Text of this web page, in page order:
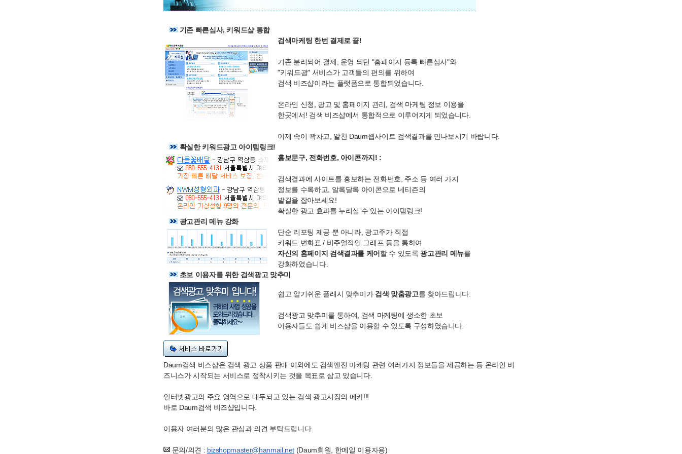
기존 빠른심사, 키워드샵 통합
검색마케팅 한번 결제로 끝!
기존 분리되어 결제, 운영 되던 "홈페이지 등록 빠른심사"와
"키워드광" 서비스가 고객들의 편의를 위하여
검색 비즈샵이라는 플랫폼으로 통합되었습니다.
온라인 신청, 광고 및 홈페이지 관리, 검색 마케팅 정보 이용을
한곳에서! 검색 비즈샵에서 통합적으로 이루어지게 되었습니다.
이제 속이 꽉차고, 알찬 Daum웹사이트 검색결과를 만나보시기 바랍니다.
확실한 키워드광고 아이템링크!
홍보문구, 전화번호, 아이콘까지! :
검색결과에 사이트를 홍보하는 전화번호, 주소 등 여러 가지
정보를 수록하고, 알록달록 아이콘으로 네티즌의
발길을 잡아보세요!
확실한 광고 효과를 누리실 수 있는 아이템링크!
광고관리 메뉴 강화
단순 리포팅 제공 뿐 아니라, 광고주가 직접
키워드 변화표 / 비주얼적인 그래프 등을 통하여
자신의 홈페이지 검색결과를 케어 할 수 있도록 광고관리 메뉴를
강화하였습니다.
초보 이용자를 위한 검색광고 맞추미
쉽고 알기쉬운 플래시 맞추미가 검색 맞춤광고를 찾아드립니다.
검색광고 맞추미를 통하여, 검색 마케팅에 생소한 초보
이용자들도 쉽게 비즈샵을 이용할 수 있도록 구성하였습니다.
Daum검색 비스샵은 검색 광고 상품 판매 이외에도 검색엔진 마케팅 관련 여러가지 정보들을 제공하는 등 온라인 비
즈니스가 시작되는 서비스로 정착시키는 것을 목표로 삼고 있습니다.
인터넷광고의 주요 영역으로 대두되고 있는 검색 광고시장의 메카!!!
바로 Daum검색 비즈샵입니다.
이용자 여러분의 많은 관심과 의견 부탁드립니다.
문의/의견 : bizshopmaster@hanmail.net (Daum회원, 한메일 이용자용)